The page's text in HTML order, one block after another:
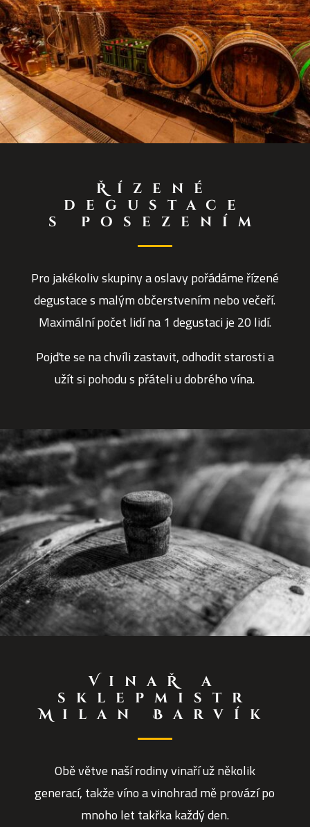
Řízené
degustace
s posezením
Pro jakékoliv skupiny a oslavy pořádáme řízené
degustace s malým občerstvením nebo večeří.
Maximální počet lidí na 1 degustaci je 20 lidí.
Pojďte se na chvíli zastavit, odhodit starosti a
užít si pohodu s přáteli u dobrého vína.
VinaŘ a
sklepmistr
Milan Barvík
Obě větve naší rodiny vinaří už několik
generací, takže víno a vinohrad mě provází po
mnoho let takřka každý den.